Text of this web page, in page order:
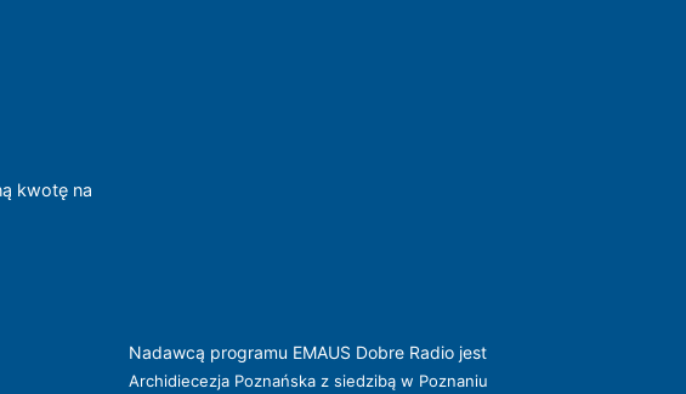
kwotę na
Nadawcą programu EMAUS Dobre Radio jest
Archidiecezja Poznańska z siedzibą w Poznaniu